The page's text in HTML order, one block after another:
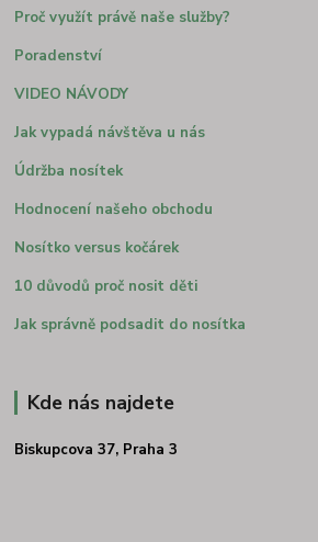
Proč využít právě naše služby?
Poradenství
VIDEO NÁVODY
Jak vypadá návštěva u nás
Údržba nosítek
Hodnocení našeho obchodu
Nosítko versus kočárek
10 důvodů proč nosit děti
Jak správně podsadit do nosítka
Kde nás najdete
Biskupcova 37, Praha 3